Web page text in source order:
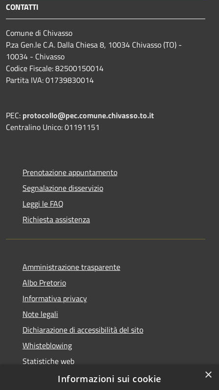
CONTATTI
Comune di Chivasso
P.za Gen.le C.A. Dalla Chiesa 8, 10034 Chivasso (TO) -
10034 - Chivasso
Codice Fiscale: 82500150014
Partita IVA: 01739830014
PEC: protocollo@pec.comune.chivasso.to.it
Centralino Unico: 01191151
Prenotazione appuntamento
Segnalazione disservizio
Leggi le FAQ
Richiesta assistenza
Amministrazione trasparente
Albo Pretorio
Informativa privacy
Note legali
Dichiarazione di accessibilità del sito
Whisteblowing
Statistiche web
Segnalazioni di non conformità
×
Informazioni sui cookie